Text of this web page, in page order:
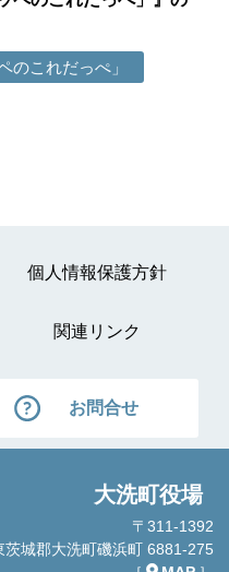
のこれだっぺ」
個人情報保護方針
関連リンク
お問合せ
大洗町役場
〒311-1392
茨城郡大洗町磯浜町 6881-275